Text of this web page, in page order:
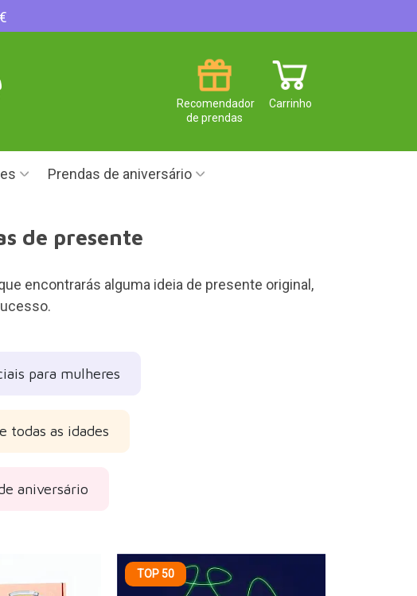
Carrinho
Recomendador
de prendas
Prendas de aniversário
de presente
encontrarás alguma ideia de presente original,
para mulheres
todas as idades
aniversário
TOP 50